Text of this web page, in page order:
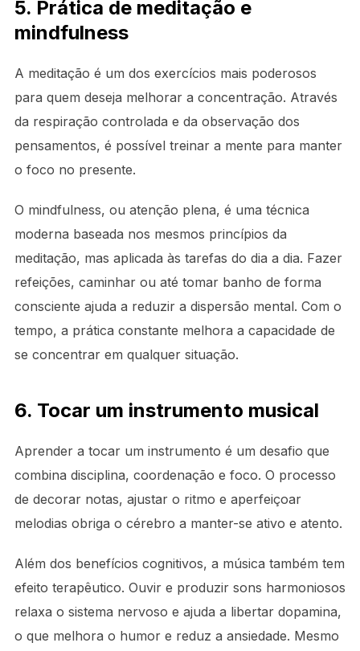
5. Prática de meditação e
mindfulness
A meditação é um dos exercícios mais poderosos
para quem deseja melhorar a concentração. Através
da respiração controlada e da observação dos
pensamentos, é possível treinar a mente para manter
o foco no presente.
O mindfulness, ou atenção plena, é uma técnica
moderna baseada nos mesmos princípios da
meditação, mas aplicada às tarefas do dia a dia. Fazer
refeições, caminhar ou até tomar banho de forma
consciente ajuda a reduzir a dispersão mental. Com o
tempo, a prática constante melhora a capacidade de
se concentrar em qualquer situação.
6. Tocar um instrumento musical
Aprender a tocar um instrumento é um desafio que
combina disciplina, coordenação e foco. O processo
de decorar notas, ajustar o ritmo e aperfeiçoar
melodias obriga o cérebro a manter-se ativo e atento.
Além dos benefícios cognitivos, a música também tem
efeito terapêutico. Ouvir e produzir sons harmoniosos
relaxa o sistema nervoso e ajuda a libertar dopamina,
o que melhora o humor e reduz a ansiedade. Mesmo